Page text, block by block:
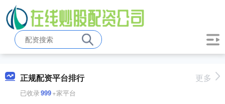
正规配资平台排行
已收录999+家平台
更多